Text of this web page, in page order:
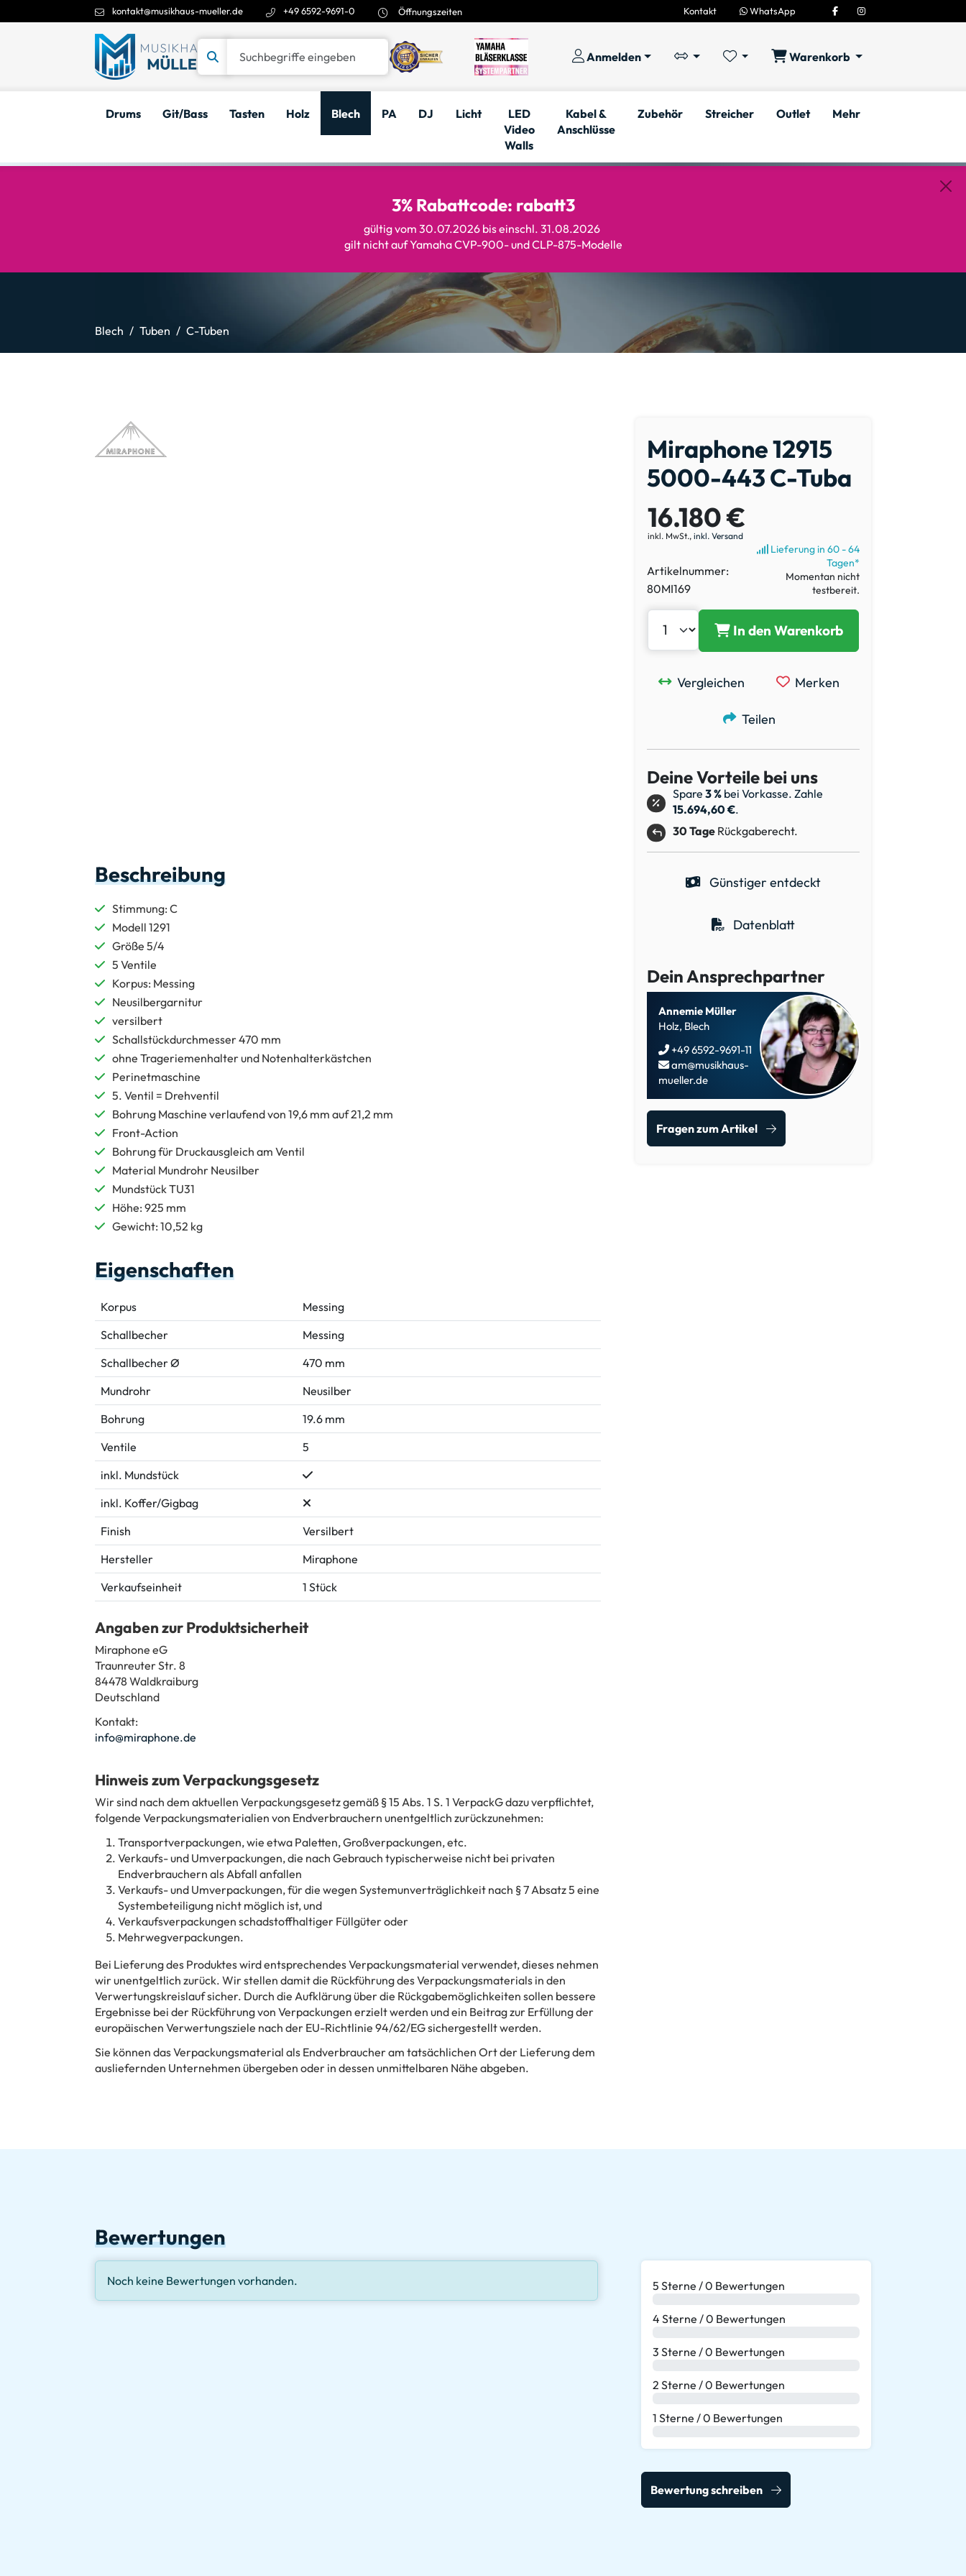
kontakt@musikhaus-mueller.de +49 6592-9691-0 Öffnungszeiten Kontakt WhatsApp
Anmelden Warenkorb
Drums Git/Bass Tasten Holz Blech PA DJ Licht
LED
Video
Walls
Kabel &
Anschlüsse
Zubehör Streicher Outlet Mehr
3% Rabattcode: rabatt3
gültig vom 30.07.2026 bis einschl. 31.08.2026
gilt nicht auf Yamaha CVP-900- und CLP-875-Modelle
Blech Tuben C-Tuben
Beschreibung
Stimmung: C
Modell 1291
Größe 5/4
5 Ventile
Korpus: Messing
Neusilbergarnitur
versilbert
Schallstückdurchmesser 470 mm
ohne Trageriemenhalter und Notenhalterkästchen
Perinetmaschine
5. Ventil = Drehventil
Bohrung Maschine verlaufend von 19,6 mm auf 21,2 mm
Front-Action
Bohrung für Druckausgleich am Ventil
Material Mundrohr Neusilber
Mundstück TU31
Höhe: 925 mm
Gewicht: 10,52 kg
Eigenschaften
Korpus
Messing
Schallbecher
Messing
Schallbecher Ø
470 mm
Mundrohr
Neusilber
Bohrung
19.6 mm
Ventile
5
inkl. Mundstück
inkl. Koffer/Gigbag
Finish
Versilbert
Hersteller
Miraphone
Verkaufseinheit
1 Stück
Angaben zur Produktsicherheit
Miraphone eG
Traunreuter Str. 8
84478 Waldkraiburg
Deutschland
Kontakt:
info@miraphone.de
Hinweis zum Verpackungsgesetz
Wir sind nach dem aktuellen Verpackungsgesetz gemäß § 15 Abs. 1 S. 1 VerpackG dazu verpflichtet,
folgende Verpackungsmaterialien von Endverbrauchern unentgeltlich zurückzunehmen:
Transportverpackungen, wie etwa Paletten, Großverpackungen, etc.
Verkaufs- und Umverpackungen, die nach Gebrauch typischerweise nicht bei privaten
Endverbrauchern als Abfall anfallen
Verkaufs- und Umverpackungen, für die wegen Systemunverträglichkeit nach § 7 Absatz 5 eine
Systembeteiligung nicht möglich ist, und
Verkaufsverpackungen schadstoffhaltiger Füllgüter oder
Mehrwegverpackungen.
Bei Lieferung des Produktes wird entsprechendes Verpackungsmaterial verwendet, dieses nehmen
wir unentgeltlich zurück. Wir stellen damit die Rückführung des Verpackungsmaterials in den
Verwertungskreislauf sicher. Durch die Aufklärung über die Rückgabemöglichkeiten sollen bessere
Ergebnisse bei der Rückführung von Verpackungen erzielt werden und ein Beitrag zur Erfüllung der
europäischen Verwertungsziele nach der EU-Richtlinie 94/62/EG sichergestellt werden.
Sie können das Verpackungsmaterial als Endverbraucher am tatsächlichen Ort der Lieferung dem
ausliefernden Unternehmen übergeben oder in dessen unmittelbaren Nähe abgeben.
Miraphone 12915
5000-443 C-Tuba
16.180 €
inkl. MwSt., inkl. Versand
Artikelnummer:
80MI169
Lieferung in 60 - 64
Tagen*
Momentan nicht
testbereit.
In den Warenkorb
Vergleichen Merken
Teilen
Deine Vorteile bei uns
Spare 3 % bei Vorkasse. Zahle
15.694,60 €.
30 Tage Rückgaberecht.
Günstiger entdeckt
Datenblatt
Dein Ansprechpartner
Annemie Müller
Holz, Blech
+49 6592-9691-11
am@musikhaus-
mueller.de
Fragen zum Artikel
Bewertungen
5 Sterne / 0 Bewertungen
4 Sterne / 0 Bewertungen
3 Sterne / 0 Bewertungen
2 Sterne / 0 Bewertungen
1 Sterne / 0 Bewertungen
Bewertung schreiben
Noch keine Bewertungen vorhanden.